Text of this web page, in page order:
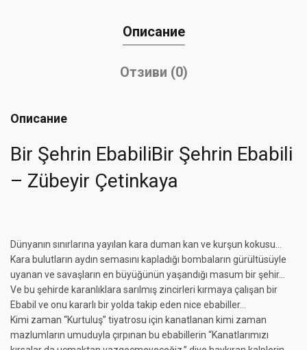
Описание
Отзиви (0)
Описание
Bir Şehrin EbabiliBir Şehrin Ebabili
– Zübeyir Çetinkaya
Dünyanın sınırlarına yayılan kara duman kan ve kurşun kokusu…
Kara bulutların aydın semasını kapladığı bombaların gürültüsüyle
uyanan ve savaşların en büyüğünün yaşandığı masum bir şehir…
Ve bu şehirde karanlıklara sarılmış zincirleri kırmaya çalışan bir
Ebabil ve onu kararlı bir yolda takip eden nice ebabiller…
Kimi zaman “Kurtuluş” tiyatrosu için kanatlanan kimi zaman
mazlumların umuduyla çırpınan bu ebabillerin “Kanatlarımızı